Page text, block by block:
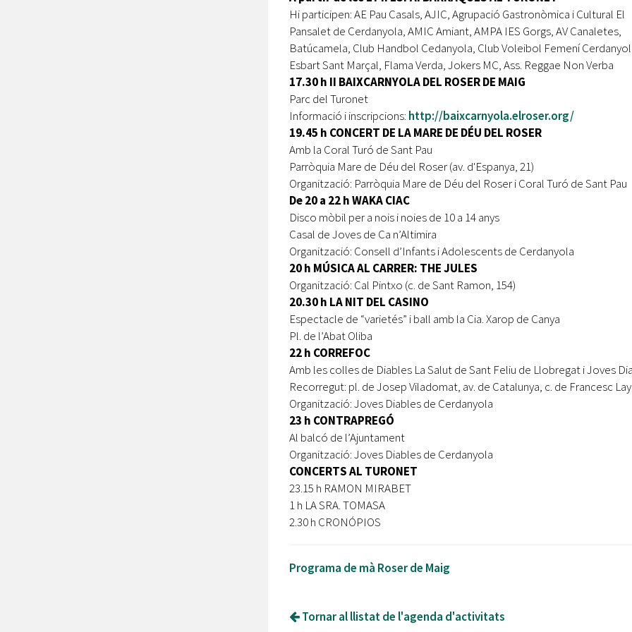
Hi participen: AE Pau Casals, AJIC, Agrupació Gastronòmica i Cultural El
Pansalet de Cerdanyola, AMIC Amiant, AMPA IES Gorgs, AV Canaletes,
Batúcamela, Club Handbol Cedanyola, Club Voleibol Femení
Esbart Sant Marçal, Flama Verda, Jokers MC, Ass. Reggae Non Verba
17.30 h II BAIXCARNYOLA DEL ROSER DE MAIG
Parc del Turonet
Informació i inscripcions: http://baixcarnyola.elroser.org/
19.45 h CONCERT DE LA MARE DE DÉU DEL ROSER
Amb la Coral Turó de Sant Pau
Parròquia Mare de Déu del Roser (av. d'Espanya, 21)
Organització: Parròquia Mare de Déu del Roser i Coral Turó de Sant Pau
De 20 a 22 h WAKA CIAC
Disco mòbil per a nois i noies de 10 a 14 anys
Casal de Joves de Ca n’Altimira
Organització: Consell d’Infants i Adolescents de Cerdanyola
20 h MÚSICA AL CARRER: THE JULES
Organització: Cal Pintxo (c. de Sant Ramon, 154)
20.30 h LA NIT DEL CASINO
Espectacle de “varietés” i ball amb la Cia. Xarop de Canya
Pl. de l’Abat Oliba
22 h CORREFOC
Amb les colles de Diables La Salut de Sant Feliu de Llobregat i Joves
Recorregut: pl. de Josep Viladomat, av. de Catalunya, c. de Francesc
Organització: Joves Diables de Cerdanyola
23 h CONTRAPREGÓ
Al balcó de l’Ajuntament
Organització: Joves Diables de Cerdanyola
CONCERTS AL TURONET
23.15 h RAMON MIRABET
1 h LA SRA. TOMASA
2.30 h CRONÓPIOS
Programa de mà Roser de Maig
Tornar al llistat de l'agenda d'activitats